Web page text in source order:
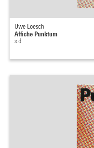
Uwe Loesch
Affiche Punktum
s.d.